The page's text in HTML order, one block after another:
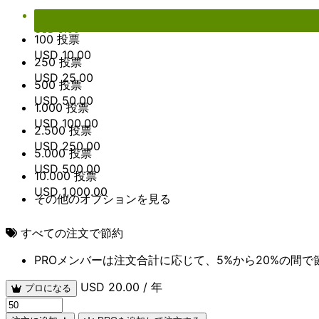
USD
100 投票
USD 10.00
250 投票
USD 25.00
500 投票
USD50.00
1.000 投票
USD 100.00
2.500 投票
USD 250.00
5.000 投票
USD500.00
10.000 投票
USD1,000.00
その他のオプションを見る
すべての注文で節約
PROメンバーは注文合計に応じて、5%から20%の間で
プロになる USD 20.00 / 年